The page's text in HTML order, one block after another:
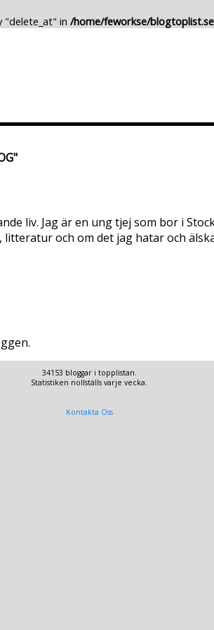
"delete_at" in /home/feworkse/
liv. Jag är en ung tjej som bor i
och om det jag hatar och
34153 bloggar i topplistan.
Statistiken nollställs varje vecka.
Kontakta Oss